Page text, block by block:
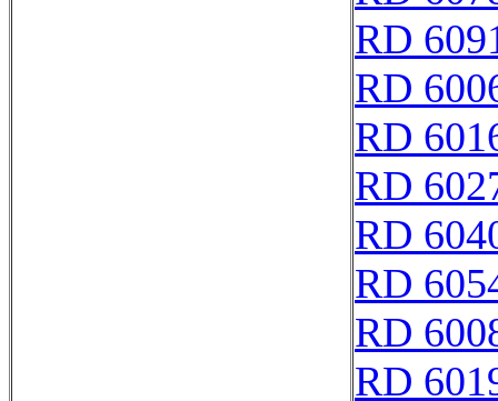
RD
RD
RD
RD
RD
RD
RD
RD